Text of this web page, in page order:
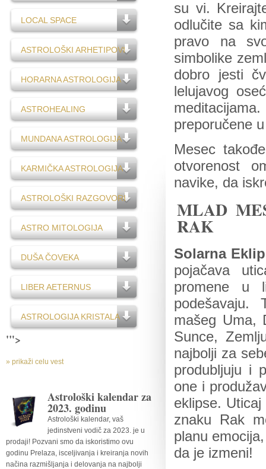
LOCAL SPACE
ASTROLOŠKI ARHETIPOVI
HORARNA ASTROLOGIJA
ASTROHEALING
MUNDANA ASTROLOGIJA
KARMIČKA ASTROLOGIJA
ASTROLOŠKI RAZGOVORI
ASTRO MITOLOGIJA
DUŠA ČOVEKA
LIBER AETERNUS
ASTROLOGIJA KRISTALA
'">
» prikaži celu vest
Astrološki kalendar za
2023. godinu
Astrološki kalendar, vaš
jedinstveni vodič za 2023. je u
prodaji! Pozvani smo da iskoristimo ovu
godinu Prelaza, isceljivanja i kreiranja novih
načina razmišljanja i delovanja na najbolji
su vi.
odlučite sa
pravo na
simbolike
dobro jesti
lelujavog
preporučene
Mesec
otvorenost
navike, da
MLAD
RAK
Solarna
pojačava
promene u
podešavaju.
mašeg Uma,
Sunce,
najbolji za
produbljuju i
one i
eklipse.
znaku Rak
planu
da je izmeni!